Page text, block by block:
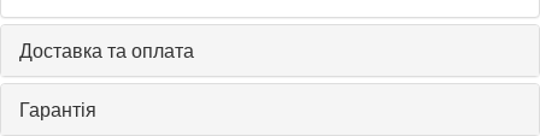
Доставка та оплата
Гарантія